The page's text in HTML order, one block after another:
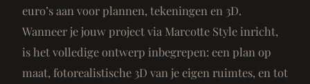
euro’s aan voor plannen, tekeningen en 3D.
Wanneer je jouw project via Marcotte Style inricht,
is het volledige ontwerp inbegrepen: een plan op
maat, fotorealistische 3D van je eigen ruimtes, en tot